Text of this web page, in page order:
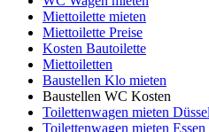
Miettoilette mieten
Miettoilette Preise
Kosten Bautoilette
Miettoiletten
Baustellen Klo mieten
Baustellen WC Kosten
Toilettenwagen mieten
Toilettenwagen mieten Essen